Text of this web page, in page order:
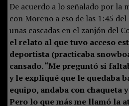
De acuerdo a lo señalado por la
con Moreno a eso de las 1:45
unas cascadas en el zanjón del
el relato al que tuvo acceso
deportista (practicaba
cansado. “Me preguntó si
y le expliqué que le quedaba
equipo, andaba con chaqueta
Pero lo que más me llamó la